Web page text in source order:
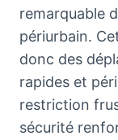
remarquable
périurbain.
donc des
rapides et
restriction
sécurité